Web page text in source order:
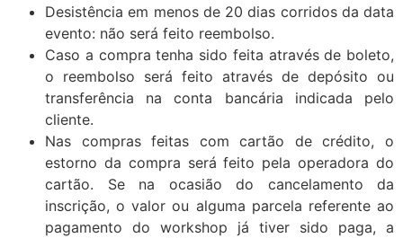
Desistência em menos de 20 dias corridos da data
evento: não será feito reembolso.
Caso a compra tenha sido feita através de boleto,
o reembolso será feito através de depósito ou
transferência na conta bancária indicada pelo
cliente.
Nas compras feitas com cartão de crédito, o
estorno da compra será feito pela operadora do
cartão. Se na ocasião do cancelamento da
inscrição, o valor ou alguma parcela referente ao
pagamento do workshop já tiver sido paga, a